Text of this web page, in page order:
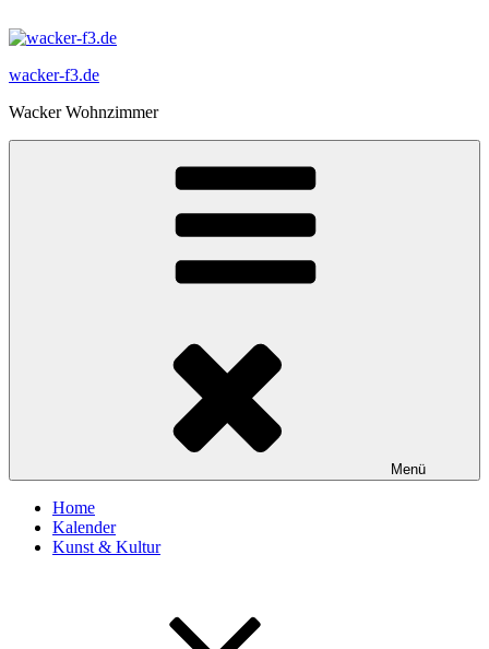
Inhalt
wacker-f3.de
Wacker Wohnzimmer
Menü
Home
Kalender
Kunst & Kultur